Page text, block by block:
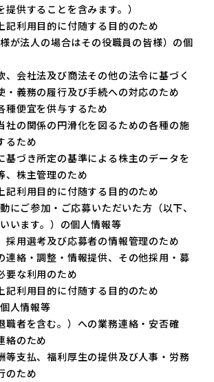
提供することを含みます。）
記利用目的に付随する目的のため
が法人の場合はその役職員の皆様）の個
、会社法及び商法その他の法令に基づく
・義務の履行及び手続への対応のため
種便宜を供与するため
社の関係の円滑化を図るための各種の施
るため
基づき所定の基準による株主のデータを
、株主管理のため
記利用目的に付随する目的のため
にご参加・ご応募いただいた方（以下、
いいます。）の個人情報等
採用選考及び応募者の情報管理のため
連絡・調整・情報提供、その他採用・募
要な利用のため
記利用目的に付随する目的のため
人情報等
職者を含む。）への業務連絡・安否確
絡のため
等支払、福利厚生の提供及び人事・労務
のため